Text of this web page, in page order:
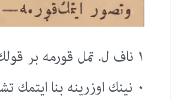
١ ناف ل. تمل قورمه بر قولك
٠ نینك اوزرینه بنا ایتمك تشكیل